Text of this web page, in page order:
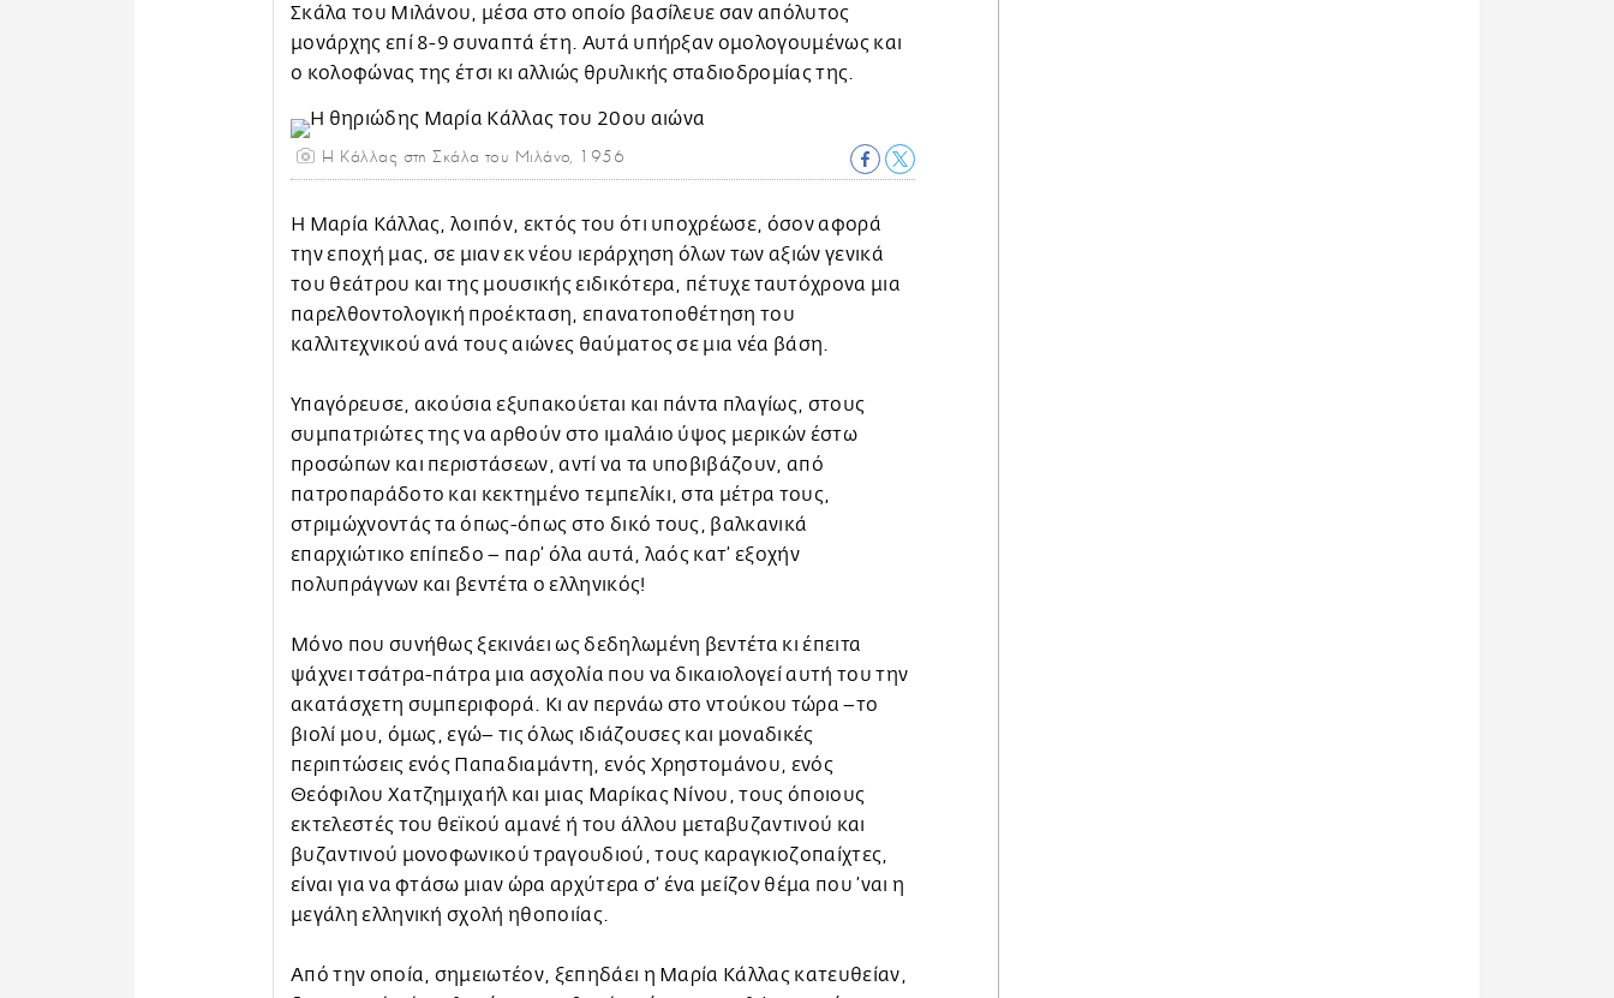
Σκάλα του Μιλάνου, μέσα στο οποίο βασίλευε σαν απόλυτος
μονάρχης επί 8-9 συναπτά έτη. Αυτά υπήρξαν ομολογουμένως και
ο κολοφώνας της έτσι κι αλλιώς θρυλικής σταδιοδρομίας της.
Η Κάλλας στη Σκάλα του Μιλάνο, 1956
Η Μαρία Κάλλας, λοιπόν, εκτός του ότι υποχρέωσε, όσον αφορά
την εποχή μας, σε μιαν εκ νέου ιεράρχηση όλων των αξιών γενικά
του θεάτρου και της μουσικής ειδικότερα, πέτυχε ταυτόχρονα μια
παρελθοντολογική προέκταση, επανατοποθέτηση του
καλλιτεχνικού ανά τους αιώνες θαύματος σε μια νέα βάση.
Υπαγόρευσε, ακούσια εξυπακούεται και πάντα πλαγίως, στους
συμπατριώτες της να αρθούν στο ιμαλάιο ύψος μερικών έστω
προσώπων και περιστάσεων, αντί να τα υποβιβάζουν, από
πατροπαράδοτο και κεκτημένο τεμπελίκι, στα μέτρα τους,
στριμώχνοντάς τα όπως-όπως στο δικό τους, βαλκανικά
επαρχιώτικο επίπεδο – παρ’ όλα αυτά, λαός κατ’ εξοχήν
πολυπράγνων και βεντέτα ο ελληνικός!
Μόνο που συνήθως ξεκινάει ως δεδηλωμένη βεντέτα κι έπειτα
ψάχνει τσάτρα-πάτρα μια ασχολία που να δικαιολογεί αυτή του την
ακατάσχετη συμπεριφορά. Κι αν περνάω στο ντούκου τώρα –το
βιολί μου, όμως, εγώ– τις όλως ιδιάζουσες και μοναδικές
περιπτώσεις ενός Παπαδιαμάντη, ενός Χρηστομάνου, ενός
Θεόφιλου Χατζημιχαήλ και μιας Μαρίκας Νίνου, τους όποιους
εκτελεστές του θεϊκού αμανέ ή του άλλου μεταβυζαντινού και
βυζαντινού μονοφωνικού τραγουδιού, τους καραγκιοζοπαίχτες,
είναι για να φτάσω μιαν ώρα αρχύτερα σ’ ένα μείζον θέμα που ’ναι η
μεγάλη ελληνική σχολή ηθοποιίας.
Από την οποία, σημειωτέον, ξεπηδάει η Μαρία Κάλλας κατευθείαν,